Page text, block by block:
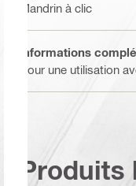
Mandrin à clic
Informations
Pour une utilisation
Produits